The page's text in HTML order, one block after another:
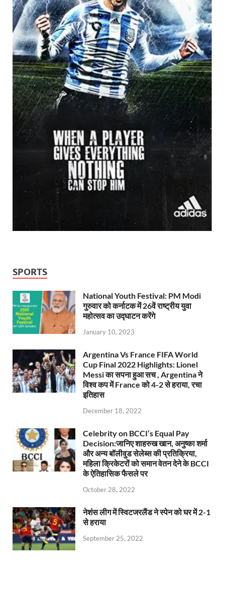
SPORTS
National Youth Festival: PM Modi
गुरुवार को कर्नाटक में 26वें राष्ट्रीय युवा
महोत्सव का उद्घाटन करेंगे
January 10, 2023
Argentina Vs France FIFA World
Cup Final 2022 Highlights: Lionel
Messi का सपना हुआ सच , Argentina ने
विश्व कप में France को 4-2 से हराया, रचा
इतिहास
December 18, 2022
Celebrity on BCCI’s Equal Pay
Decision:जानिए शाहरुख खान, अनुष्का शर्मा
और अन्य बॉलीवुड सेलेब्स की प्रतिक्रिया,
महिला क्रिकेटरों को समान वेतन देने के BCCI
के ऐतिहासिक फैसले पर
October 28, 2022
नेशंस लीग में स्विटजरलैंड ने स्पेन को घर में 2-1
से हराया
September 25, 2022